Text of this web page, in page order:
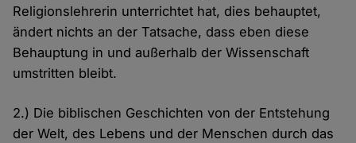
Religionslehrerin unterrichtet hat, dies behauptet,
ändert nichts an der Tatsache, dass eben diese
Behauptung in und außerhalb der Wissenschaft
umstritten bleibt.
2.) Die biblischen Geschichten von der Entstehung
der Welt, des Lebens und der Menschen durch das